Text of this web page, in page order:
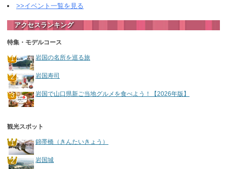
>>イベント一覧を見る
アクセスランキング
特集・モデルコース
岩国の名所を巡る旅
岩国寿司
岩国で山口県新ご当地グルメを食べよう！【2026年版】
観光スポット
錦帯橋（きんたいきょう）
岩国城